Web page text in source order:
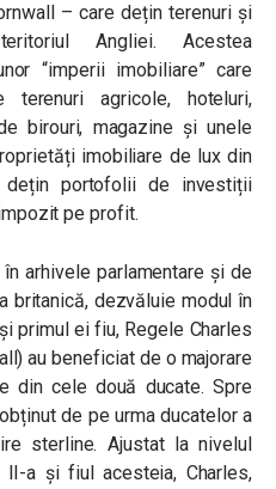
– care dețin terenuri și
Angliei. Acestea
“imperii imobiliare” care
terenuri agricole, hoteluri,
birouri, magazine și unele
imobiliare de lux din
dețin portofolii de investiții
pe profit.
arhivele parlamentare și de
britanică, dezvăluie modul în
primul ei fiu, Regele Charles
au beneficiat de o majorare
din cele două ducate. Spre
de pe urma ducatelor a
sterline. Ajustat la nivelul
II-a și fiul acesteia, Charles,